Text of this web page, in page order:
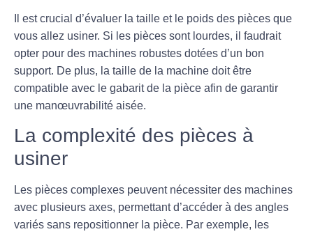
Il est crucial d’évaluer la taille et le poids des pièces que
vous allez usiner. Si les pièces sont lourdes, il faudrait
opter pour des machines robustes dotées d’un bon
support. De plus, la taille de la machine doit être
compatible avec le gabarit de la pièce afin de garantir
une manœuvrabilité aisée.
La complexité des pièces à
usiner
Les pièces complexes peuvent nécessiter des machines
avec plusieurs axes, permettant d’accéder à des angles
variés sans repositionner la pièce. Par exemple, les